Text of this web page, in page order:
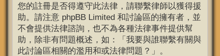
您的註冊是否得遵守此法律，請聯繫律師以獲得援
助。請注意 phpBB Limited 和討論區的擁有者，並
不會提供法律諮詢，也不為各種法律事件提供幫
助，除非有問題概述，如：「我要與誰聯繫有關與
此討論區相關的濫用和或法律問題？」。